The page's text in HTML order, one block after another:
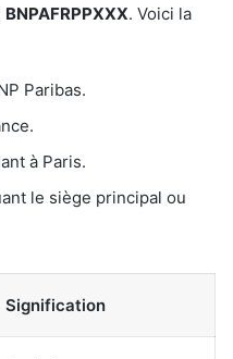
BNPAFRPPXXX. Voici la
Paribas.
à Paris.
le siège principal ou
Signification